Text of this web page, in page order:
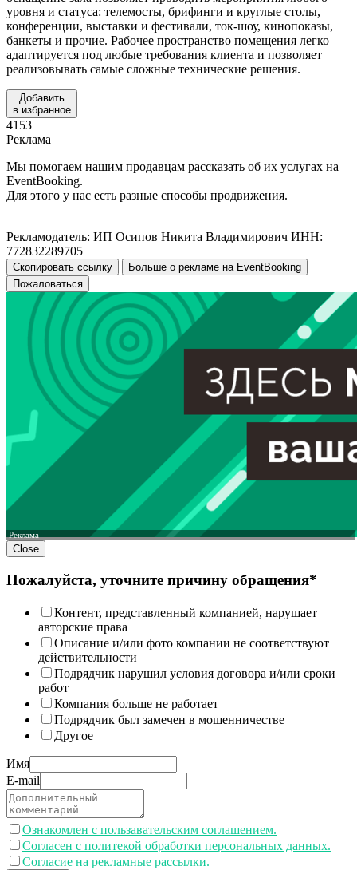
уровня и статуса: телемосты, брифинги и круглые столы,
конференции, выставки и фестивали, ток-шоу, кинопоказы,
банкеты и прочие. Рабочее пространство помещения легко
адаптируется под любые требования клиента и позволяет
реализовывать самые сложные технические решения.
Добавить
в избранное
4153
Реклама
Мы помогаем нашим продавцам рассказать об их услугах на
EventBooking.
Для этого у нас есть разные способы продвижения.
Рекламодатель: ИП Осипов Никита Владимирович ИНН:
772832289705
Скопировать ссылку
Больше о рекламе на EventBooking
Пожаловаться
Реклама
Close
Пожалуйста, уточните причину обращения*
Контент, представленный компанией, нарушает
авторские права
Описание и/или фото компании не соответствуют
действительности
Подрядчик нарушил условия договора и/или сроки
работ
Компания больше не работает
Подрядчик был замечен в мошенничестве
Другое
Имя
E-mail
Ознакомлен с пользавательским соглашением.
Согласен с политекой обработки персональных данных.
Согласие на рекламные рассылки.